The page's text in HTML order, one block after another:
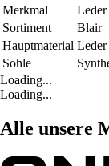
Merkmal
Leder
Sortiment
Blair
Hauptmaterial Leder
Sohle
Loading...
Loading...
Alle unsere